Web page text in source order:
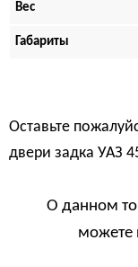
Вес
Габариты
Оставьте
двери задка УАЗ
О данном
можете